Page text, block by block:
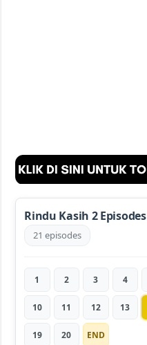
Rindu Kasih 2 Episodes
21 episodes
1 2 3 4
10 11 12 13
19 20 END